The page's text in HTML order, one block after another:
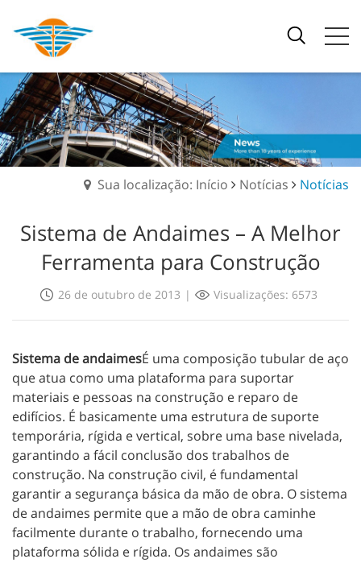
Sua localização: Início Notícias Notícias
Sistema de Andaimes – A Melhor
Ferramenta para Construção
26 de outubro de 2013 | Visualizações: 6573
Sistema de andaimesÉ uma composição tubular de aço
que atua como uma plataforma para suportar
materiais e pessoas na construção e reparo de
edifícios. É basicamente uma estrutura de suporte
temporária, rígida e vertical, sobre uma base nivelada,
garantindo a fácil conclusão dos trabalhos de
construção. Na construção civil, é fundamental
garantir a segurança básica da mão de obra. O sistema
de andaimes permite que a mão de obra caminhe
facilmente durante o trabalho, fornecendo uma
plataforma sólida e rígida. Os andaimes são